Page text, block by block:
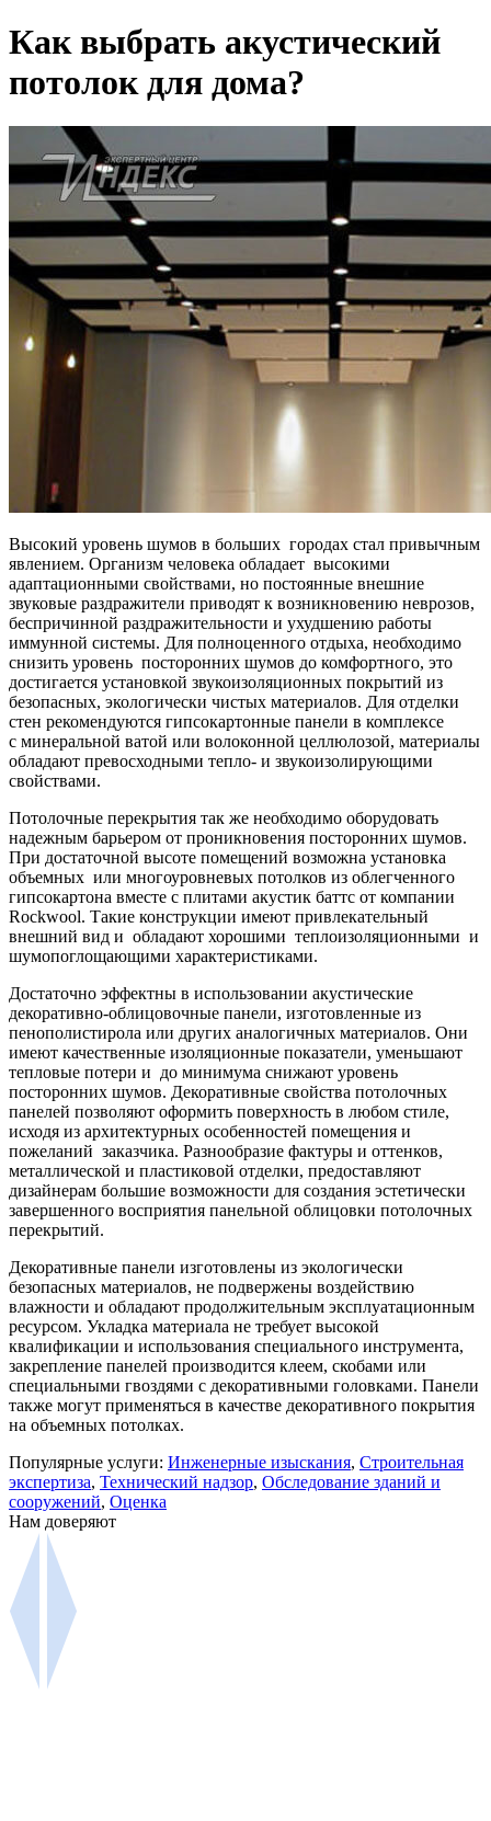
Как выбрать акустический
потолок для дома?
Высокий уровень шумов в больших городах стал привычным
явлением. Организм человека обладает высокими
адаптационными свойствами, но постоянные внешние
звуковые раздражители приводят к возникновению неврозов,
беспричинной раздражительности и ухудшению работы
иммунной системы. Для полноценного отдыха, необходимо
снизить уровень посторонних шумов до комфортного, это
достигается установкой звукоизоляционных покрытий из
безопасных, экологически чистых материалов. Для отделки
стен рекомендуются гипсокартонные панели в комплексе
с минеральной ватой или волоконной целлюлозой, материалы
обладают превосходными тепло- и звукоизолирующими
свойствами.
Потолочные перекрытия так же необходимо оборудовать
надежным барьером от проникновения посторонних шумов.
При достаточной высоте помещений возможна установка
объемных или многоуровневых потолков из облегченного
гипсокартона вместе с плитами акустик баттс от компании
Rockwool. Такие конструкции имеют привлекательный
внешний вид и обладают хорошими теплоизоляционными и
шумопоглощающими характеристиками.
Достаточно эффектны в использовании акустические
декоративно-облицовочные панели, изготовленные из
пенополистирола или других аналогичных материалов. Они
имеют качественные изоляционные показатели, уменьшают
тепловые потери и до минимума снижают уровень
посторонних шумов. Декоративные свойства потолочных
панелей позволяют оформить поверхность в любом стиле,
исходя из архитектурных особенностей помещения и
пожеланий заказчика. Разнообразие фактуры и оттенков,
металлической и пластиковой отделки, предоставляют
дизайнерам большие возможности для создания эстетически
завершенного восприятия панельной облицовки потолочных
перекрытий.
Декоративные панели изготовлены из экологически
безопасных материалов, не подвержены воздействию
влажности и обладают продолжительным эксплуатационным
ресурсом. Укладка материала не требует высокой
квалификации и использования специального инструмента,
закрепление панелей производится клеем, скобами или
специальными гвоздями с декоративными головками. Панели
также могут применяться в качестве декоративного покрытия
на объемных потолках.
Популярные услуги: Инженерные изыскания, Строительная
экспертиза, Технический надзор, Обследование зданий и
сооружений, Оценка
Нам доверяют